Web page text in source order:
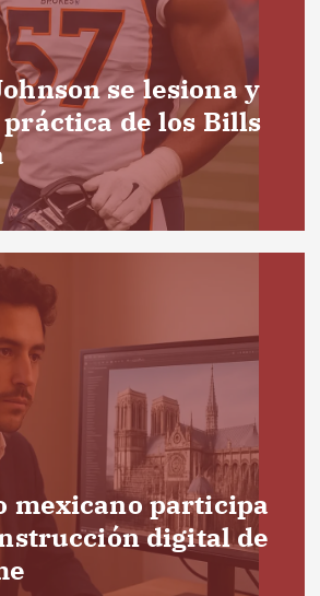
se lesiona y
de los Bills
mexicano participa
digital de